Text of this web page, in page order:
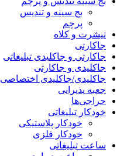
بج سینه و تندیس
پرچم
تیشرت و کلاه
جاکارتی
جاکارتی و جاکلیدی تبلیغاتی
جاکلیدی و جاکارتی
جاکلیدی/جاکلیدی اختصاصی
جعبه پذیرایی
حراجی‌ها
خودکار تبلیغاتی
خودکار پلاستیکی
خودکار فلزی
ساعت تبلیغاتی